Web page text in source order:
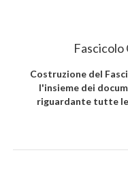
Costruzione del
l'insieme dei
riguardante tutte le